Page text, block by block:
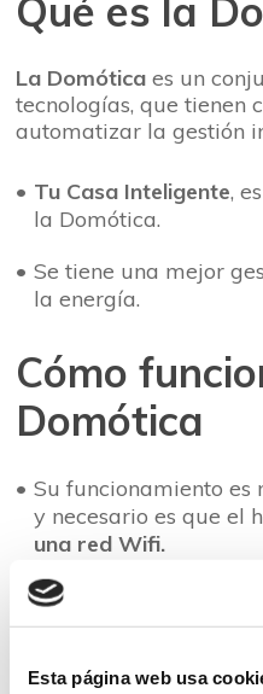
Esta página web usa
Qué es la
La Domóticaes un
tecnologías, que tienen
automatizar la gestión
Tu Casa Inteligente,
la Domótica.
Se tiene una mejor
la energía.
Cómo
Domótica
Su funcionamiento es
y necesario es que el
una red Wifi.
Mediante los
wifise envía y se
con el usuario.